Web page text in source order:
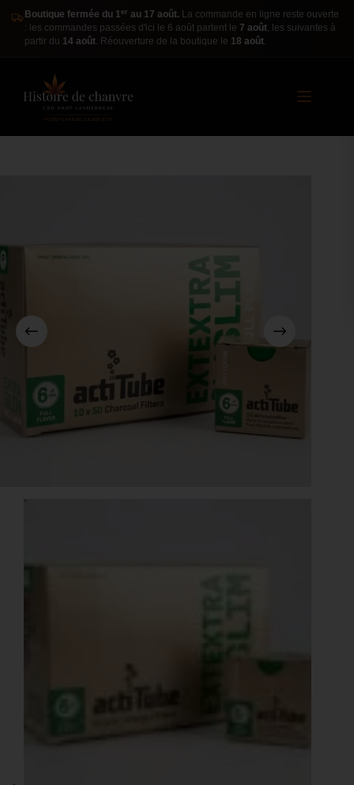
Boutique fermée du 1er au 17 août. La commande en ligne reste ouverte
: les commandes passées d'ici le 6 août partent le 7 août, les suivantes à
partir du 14 août. Réouverture de la boutique le 18 août.